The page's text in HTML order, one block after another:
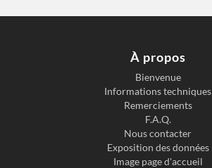
À propos
Bienvenue
Informations techniques
Remerciements
F.A.Q.
Nous contacter
Exposition des données
Image page d'accueil